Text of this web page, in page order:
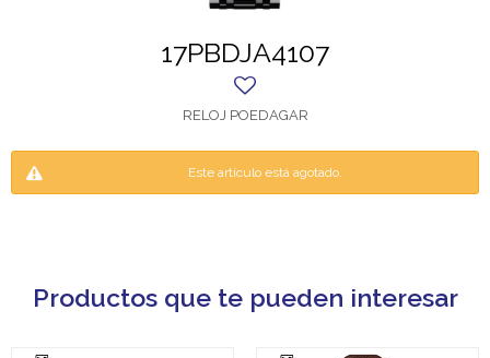
17PBDJA4107
RELOJ POEDAGAR
Este artículo está agotado.
Productos que te pueden interesar